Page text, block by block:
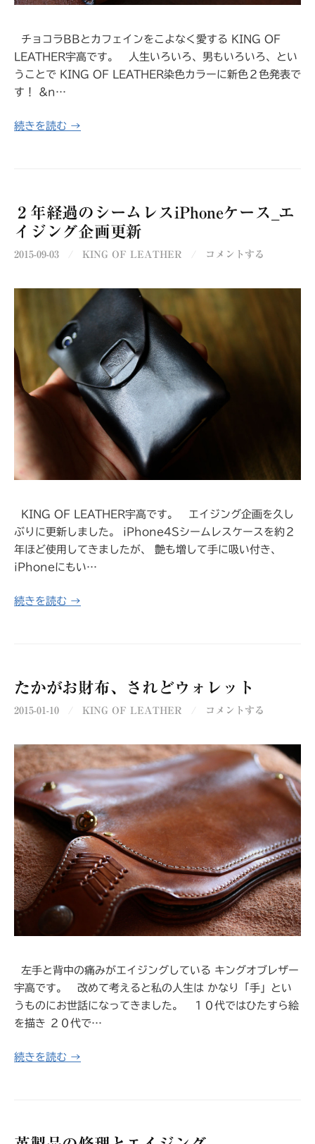
チョコラBBとカフェインをこよなく愛する KING OF
LEATHER宇高です。 人生いろいろ、男もいろいろ、とい
うことで KING OF LEATHER染色カラーに新色２色発表で
す！ &n…
続きを読む →
２年経過のシームレスiPhoneケース_エ
イジング企画更新
2015-09-03 / KING OF LEATHER / コメントする
KING OF LEATHER宇高です。 エイジング企画を久し
ぶりに更新しました。 iPhone4Sシームレスケースを約２
年ほど使用してきましたが、 艶も増して手に吸い付き、
iPhoneにもい…
続きを読む →
たかがお財布、されどウォレット
2015-01-10 / KING OF LEATHER / コメントする
左手と背中の痛みがエイジングしている キングオブレザー
宇高です。 改めて考えると私の人生は かなり「手」とい
うものにお世話になってきました。 １０代ではひたすら絵
を描き ２０代で…
続きを読む →